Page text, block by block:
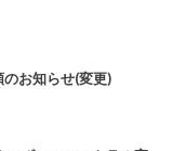
お知らせ(変更)